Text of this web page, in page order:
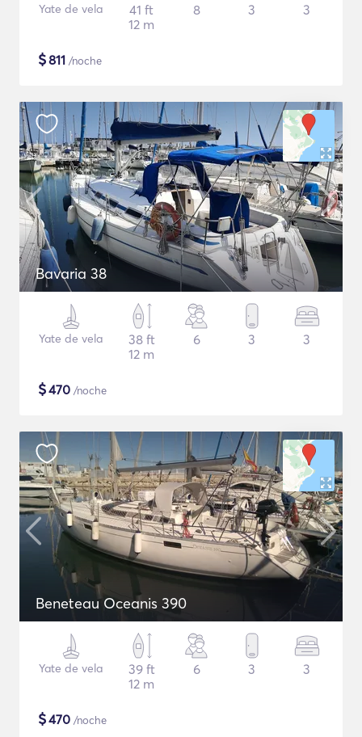
Yate de vela
41 ft
12 m
8 3 3
$811 /noche
Bavaria 38
Yate de vela
38 ft
12 m
6 3 3
$470 /noche
Beneteau Oceanis 390
Yate de vela
39 ft
12 m
6 3 3
$470 /noche